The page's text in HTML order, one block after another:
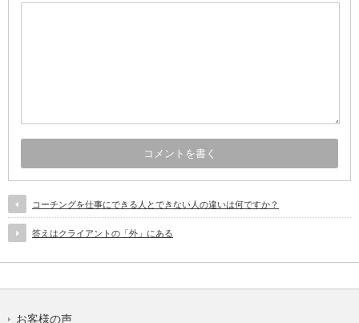
コーチングを仕事にできる人とできない人の違いは何ですか？
答えはクライアントの「外」にある
お客様の声